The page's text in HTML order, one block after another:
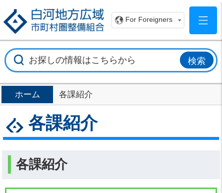
白
For Foreigners
ホーム 各課紹介
各課紹介
各課紹介